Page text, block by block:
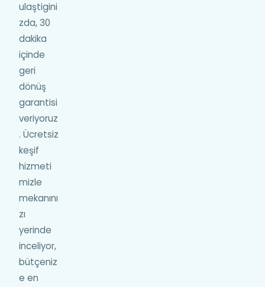
ulaştigini
zda, 30
dakika
içinde
geri
dönüş
garantisi
veriyoruz
. Ücretsiz
keşif
hizmeti
mizle
mekanını
zı
yerinde
inceliyor,
bütçeniz
e en